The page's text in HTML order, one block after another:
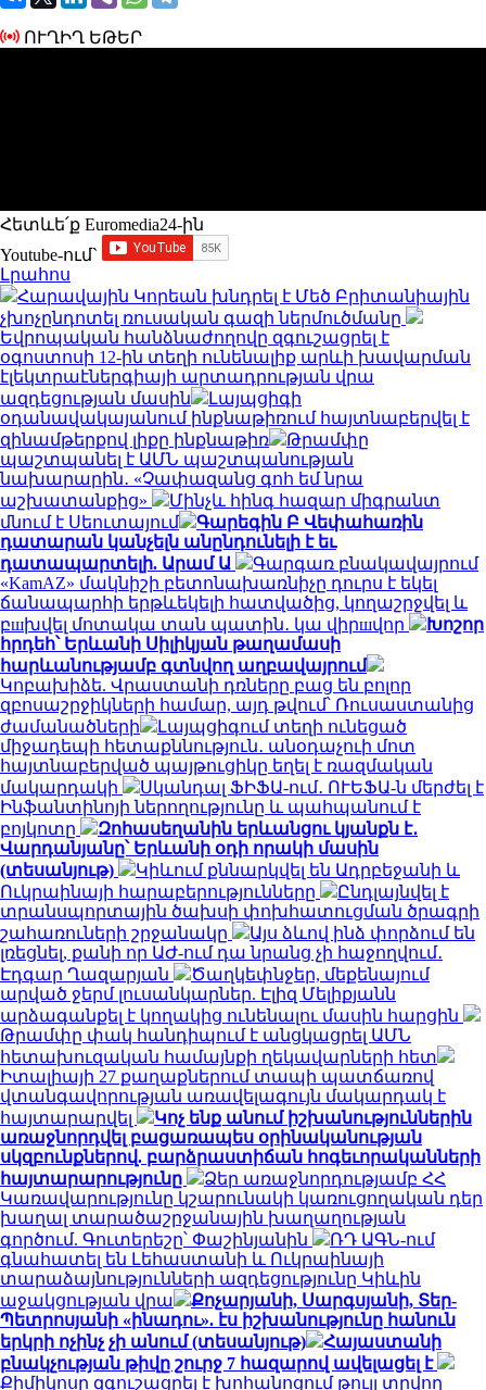
ՈՒՂԻՂ ԵԹԵՐ
Հետևե՛ք Euromedia24-ին
Youtube-ում`
Լրահոս
Հարավային Կորեան խնդրել է Մեծ Բրիտանիային
չխոչընդոտել ռուսական գազի ներմուծմանը
Եվրոպական հանձնաժողովը զգուշացրել է
օգոստոսի 12-ին տեղի ունենալիք արևի խավարման
էլեկտրաէներգիայի արտադրության վրա
ազդեցության մասին
Լայպցիգի
օդանավակայանում ինքնաթիռում հայտնաբերվել է
զինամթերքով լիքը ինքնաթիռ
Թրամփը
պաշտպանել է ԱՄՆ պաշտպանության
նախարարին․ «Չափազանց գոհ եմ նրա
աշխատանքից»
Մինչև հինգ հազար միգրանտ
մնում է Սեուտայում
Գարեգին Բ Վեփահառին
դատարան կանչելն անընդունելի է եւ
դատապարտելի. Արամ Ա
Գարգառ բնակավայրում
«KamAZ» մակնիշի բետոնախառնիչը դուրս է եկել
ճանապարհի երթևեկելի հատվածից, կողաշրջվել և
բшխվել մոտակա տան պատին․ կա վիրшվոր
Խոշոր
հրդեհ՝ Երևանի Սիլիկյան թաղամասի
հարևանությամբ գտնվող աղբավայրում
Կոբախիձե. Վրաստանի դռները բաց են բոլոր
զբոսաշրջիկների համար, այդ թվում՝ Ռուսաստանից
ժամանածների
Լայպցիգում տեղի ունեցած
միջադեպի հետաքննություն․ անօդաչուի մոտ
հայտնաբերված պայթուցիկը եղել է ռազմական
մակարդակի
Սկանդալ ՖԻՖԱ-ում․ ՈՒԵՖԱ-ն մերժել է
Ինֆանտինոյի ներողությունը և պահպանում է
բոյկոտը
Զոհասեղանին երևանցու կյանքն է․
Վարդանյանը՝ Երևանի օդի որակի մասին
(տեսանյութ)
Կիևում քննարկվել են Ադրբեջանի և
Ուկրաինայի հարաբերությունները
Ընդլայնվել է
տրանսպորտային ծախսի փոխհատուցման ծրագրի
շահառուների շրջանակը
Այս ձևով ինձ փորձում են
լռեցնել, քանի որ ԱԺ-ում դա նրանց չի հաջողվում․
Էդգար Ղազարյան
Ծաղկեփնջեր, մեքենայում
արված ջերմ լուսանկարներ. Էլիզ Մելիքյանն
արձագանքել է կողակից ունենալու մասին հարցին
Թրամփը փակ հանդիպում է անցկացրել ԱՄՆ
հետախուզական համայնքի ղեկավարների հետ
Իտալիայի 27 քաղաքներում տապի պատճառով
վտանգավորության առավելագույն մակարդակ է
հայտարարվել
Կոչ ենք անում իշխանություններին
առաջնորդվել բացառապես օրինականության
սկզբունքներով. բարձրաստիճան հոգեւորականների
հայտարարությունը
Ձեր առաջնորդությամբ ՀՀ
Կառավարությունը կշարունակի կառուցողական դեր
խաղալ տարածաշրջանային խաղաղության
գործում. Գուտերեշը՝ Փաշինյանին
ՌԴ ԱԳՆ-ում
գնահատել են Լեհաստանի և Ուկրաինայի
տարաձայնությունների ազդեցությունը Կիևին
աջակցության վրա
Քոչարյանի, Սարգսյանի, Տեր-
Պետրոսյանի «ինադու». էս իշխանությունը հանուն
երկրի ոչինչ չի անում (տեսանյութ)
Հայաստանի
բնակչության թիվը շուրջ 7 հազարով ավելացել է
Քիմիկոսը զգուշացրել է խոհանոցում թույլ տրվող